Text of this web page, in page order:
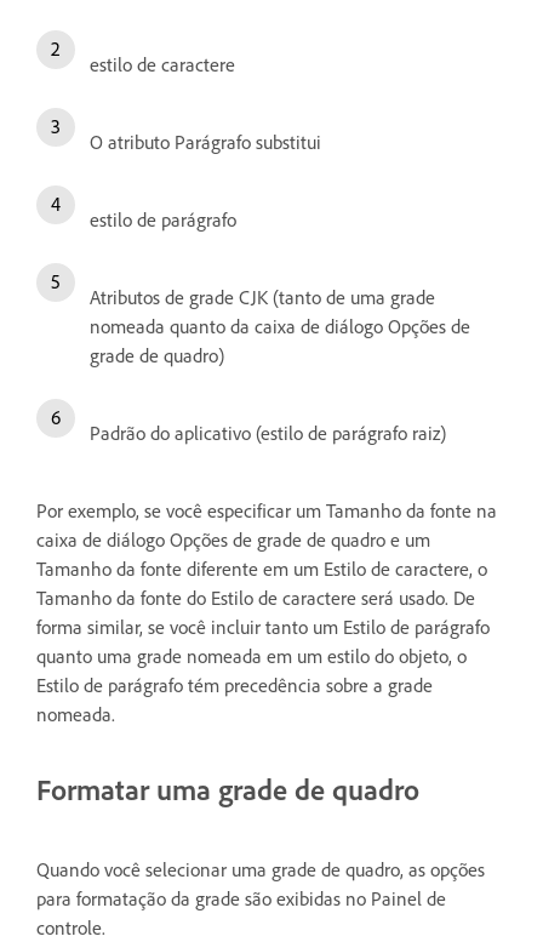
estilo de caractere
O atributo Parágrafo substitui
estilo de parágrafo
Atributos de grade CJK (tanto de uma grade
nomeada quanto da caixa de diálogo Opções de
grade de quadro)
Padrão do aplicativo (estilo de parágrafo raiz)
Por exemplo, se você especificar um Tamanho da fonte na
caixa de diálogo Opções de grade de quadro e um
Tamanho da fonte diferente em um Estilo de caractere, o
Tamanho da fonte do Estilo de caractere será usado. De
forma similar, se você incluir tanto um Estilo de parágrafo
quanto uma grade nomeada em um estilo do objeto, o
Estilo de parágrafo tém precedência sobre a grade
nomeada.
Formatar uma grade de quadro
Quando você selecionar uma grade de quadro, as opções
para formatação da grade são exibidas no Painel de
controle.